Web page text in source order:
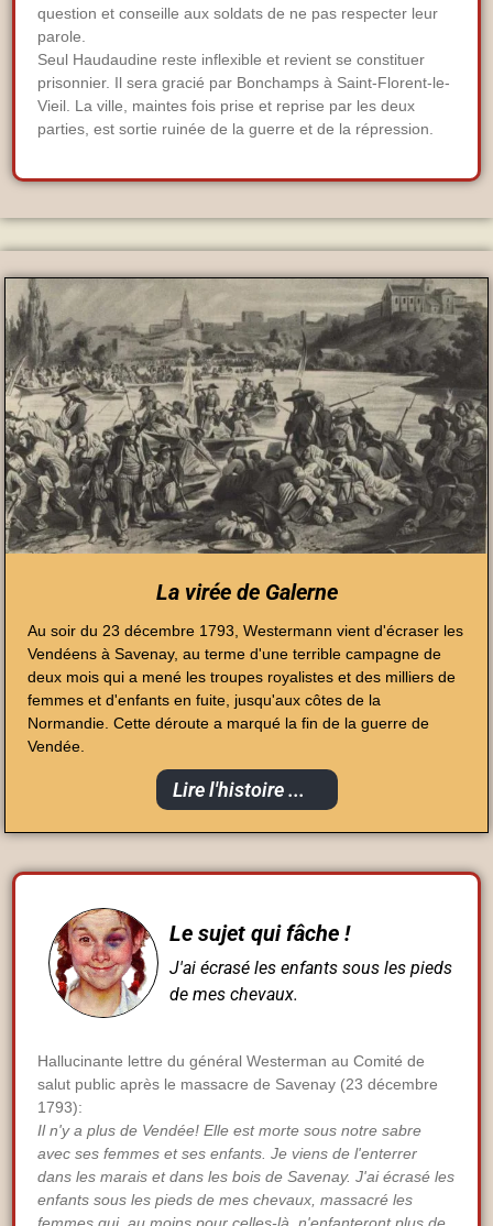
question et conseille aux soldats de ne pas respecter leur
parole.
Seul Haudaudine reste inflexible et revient se constituer
prisonnier. Il sera gracié par Bonchamps à Saint-Florent-le-
Vieil. La ville, maintes fois prise et reprise par les deux
parties, est sortie ruinée de la guerre et de la répression.
La virée de Galerne
Au soir du 23 décembre 1793, Westermann vient d'écraser les
Vendéens à Savenay, au terme d'une terrible campagne de
deux mois qui a mené les troupes royalistes et des milliers de
femmes et d'enfants en fuite, jusqu'aux côtes de la
Normandie. Cette déroute a marqué la fin de la guerre de
Vendée.
Lire l'histoire ...
Le sujet qui fâche !
J'ai écrasé les enfants sous les pieds
de mes chevaux.
Hallucinante lettre du général Westerman au Comité de
salut public après le massacre de Savenay (23 décembre
1793):
Il n'y a plus de Vendée! Elle est morte sous notre sabre
avec ses femmes et ses enfants. Je viens de l'enterrer
dans les marais et dans les bois de Savenay. J'ai écrasé les
enfants sous les pieds de mes chevaux, massacré les